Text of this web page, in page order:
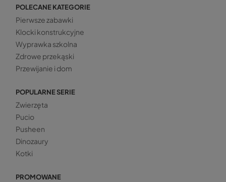
POLECANE KATEGORIE
Pierwsze zabawki
Klocki konstrukcyjne
Wyprawka szkolna
Zdrowe przekąski
Przewijanie i dom
POPULARNE SERIE
Zwierzęta
Pucio
Pusheen
Dinozaury
Kotki
PROMOWANE